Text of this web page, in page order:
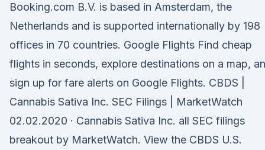
Booking.com B.V. is based in Amsterdam, the
Netherlands and is supported internationally by 198
offices in 70 countries. Google Flights Find cheap
flights in seconds, explore destinations on a map,
sign up for fare alerts on Google Flights. CBDS |
Cannabis Sativa Inc. SEC Filings | MarketWatch
02.02.2020 · Cannabis Sativa Inc. all SEC filings
breakout by MarketWatch. View the CBDS U.S.